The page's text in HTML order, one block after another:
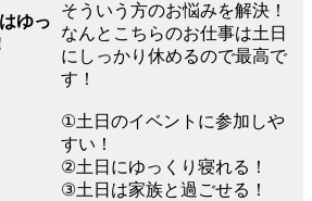
ゆっ
そういう方のお悩みを解決！
なんとこちらのお仕事は土日
にしっかり休めるので最高で
す！
①土日のイベントに参加しや
すい！
②土日にゆっくり寝れる！
③土日は家族と過ごせる！